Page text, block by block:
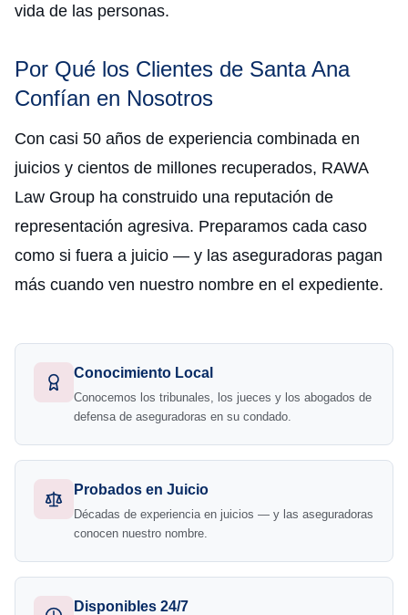
vida de las personas.
Por Qué los Clientes de Santa Ana
Confían en Nosotros
Con casi 50 años de experiencia combinada en
juicios y cientos de millones recuperados, RAWA
Law Group ha construido una reputación de
representación agresiva. Preparamos cada caso
como si fuera a juicio — y las aseguradoras pagan
más cuando ven nuestro nombre en el expediente.
Conocimiento Local
Conocemos los tribunales, los jueces y los abogados de
defensa de aseguradoras en su condado.
Probados en Juicio
Décadas de experiencia en juicios — y las aseguradoras
conocen nuestro nombre.
Disponibles 24/7